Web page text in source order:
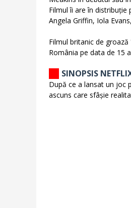
Filmul îi are în distribuție
Angela Griffin, Iola
Filmul britanic de
România pe data de 15
SINOPSIS
După ce a lansat un joc
ascuns care sfâșie